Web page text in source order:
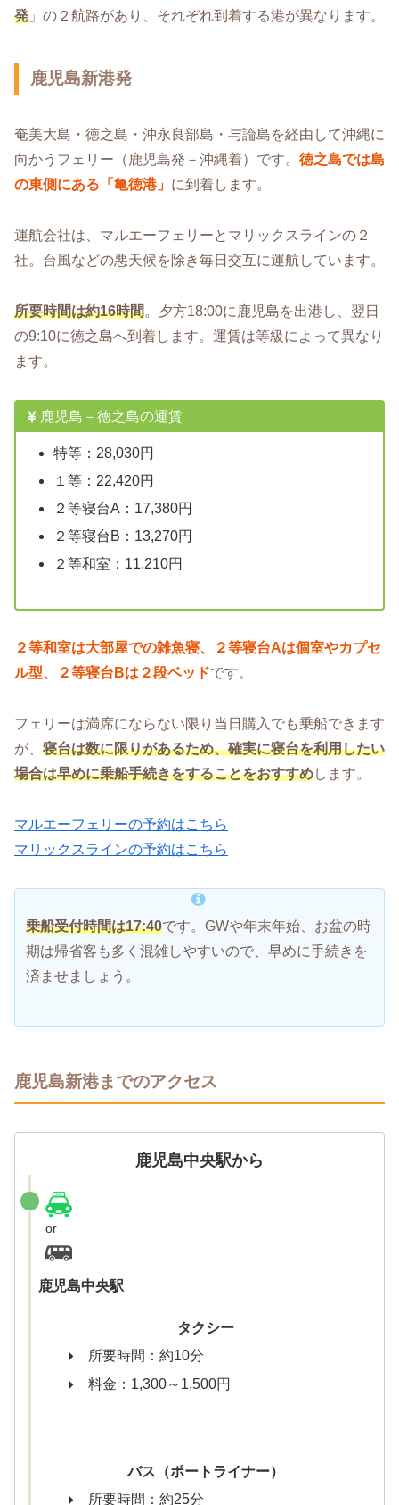
発 」の２航路があり、それぞれ到着する港が異なります。
鹿児島新港発
奄美大島・徳之島・沖永良部島・与論島を経由して沖縄に
向かうフェリー（鹿児島発－沖縄着）です。 徳之島では島
の東側にある「亀徳港」 に到着します。
運航会社は、マルエーフェリーとマリックスラインの２
社。台風などの悪天候を除き毎日交互に運航しています。
所要時間は約16時間。夕方18:00に鹿児島を出港し、翌日
の9:10に徳之島へ到着します。運賃は等級によって異なり
ます。
鹿児島－徳之島の運賃
特等：28,030円
１等：22,420円
２等寝台A：17,380円
２等寝台B：13,270円
２等和室：11,210円
２等和室は大部屋での雑魚寝、２等寝台Aは個室やカプセ
ル型、２等寝台Bは２段ベッドです。
フェリーは満席にならない限り当日購入でも乗船できます
が、 寝台は数に限りがあるため、確実に寝台を利用したい
場合は早めに乗船手続きをすることをおすすめします。
マルエーフェリーの予約はこちら
マリックスラインの予約はこちら
乗船受付時間は17:40です。GWや年末年始、お盆の時
期は帰省客も多く混雑しやすいので、早めに手続きを
済ませましょう。
鹿児島新港までのアクセス
鹿児島中央駅から
or
鹿児島中央駅
タクシー
所要時間：約10分
料金：1,300～1,500円
バス（ポートライナー）
所要時間：約25分